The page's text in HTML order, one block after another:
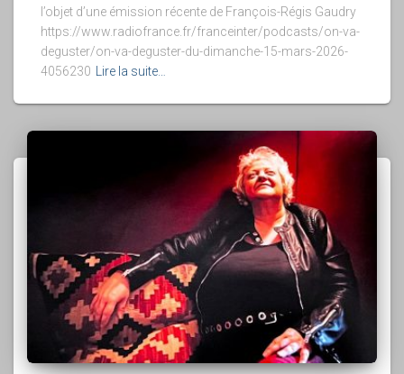
l’objet d’une émission récente de François-Régis Gaudry
https://www.radiofrance.fr/franceinter/podcasts/on-va-
deguster/on-va-deguster-du-dimanche-15-mars-2026-
4056230
Lire la suite…